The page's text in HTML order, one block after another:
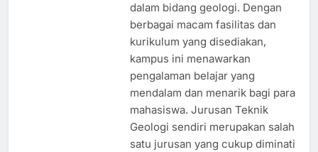
dalam bidang geologi. Dengan
berbagai macam fasilitas dan
kurikulum yang disediakan,
kampus ini menawarkan
pengalaman belajar yang
mendalam dan menarik bagi para
mahasiswa. Jurusan Teknik
Geologi sendiri merupakan salah
satu jurusan yang cukup diminati